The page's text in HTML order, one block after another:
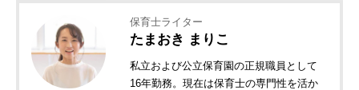
保育士ライター
たまおき まりこ
私立および公立保育園の正規職員として
16年勤務。現在は保育士の専門性を活か